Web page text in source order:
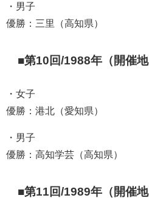
・男子
優勝：三里（高知県）
■第10回/1988年（開催地
・女子
優勝：港北（愛知県）
・男子
優勝：高知学芸（高知県）
■第11回/1989年（開催地